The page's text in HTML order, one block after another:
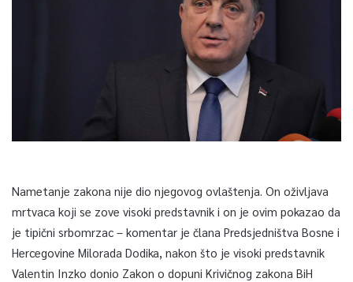
Nametanje zakona nije dio njegovog ovlaštenja. On oživljava
mrtvaca koji se zove visoki predstavnik i on je ovim pokazao da
je tipični srbomrzac – komentar je člana Predsjedništva Bosne i
Hercegovine Milorada Dodika, nakon što je visoki predstavnik
Valentin Inzko donio Zakon o dopuni Krivičnog zakona BiH